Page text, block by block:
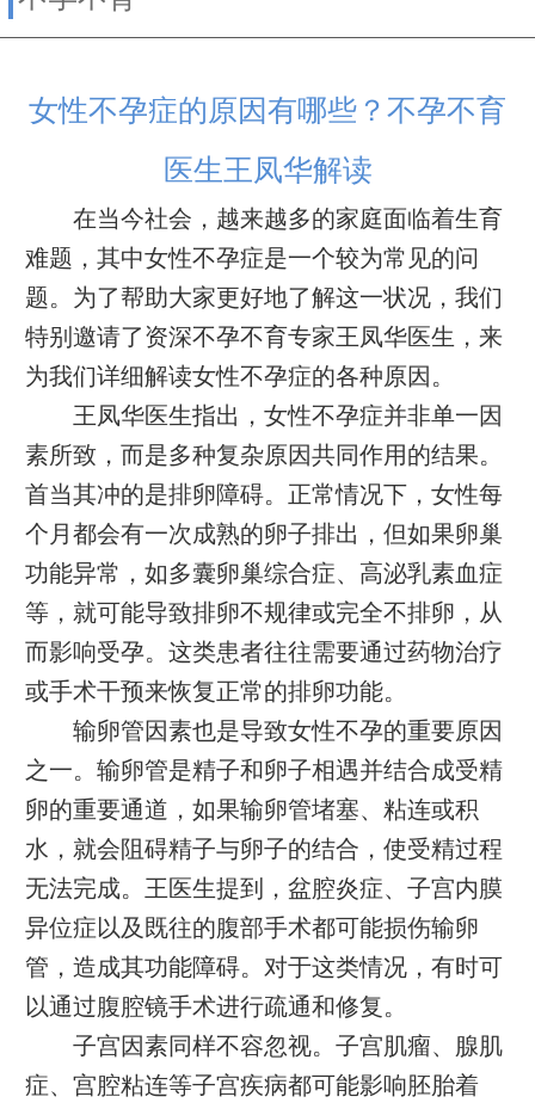
女性不孕症的原因有哪些？不孕不育
医生王凤华解读
在当今社会，越来越多的家庭面临着生育
难题，其中女性不孕症是一个较为常见的问
题。为了帮助大家更好地了解这一状况，我们
特别邀请了资深不孕不育专家王凤华医生，来
为我们详细解读女性不孕症的各种原因。
王凤华医生指出，女性不孕症并非单一因
素所致，而是多种复杂原因共同作用的结果。
首当其冲的是排卵障碍。正常情况下，女性每
个月都会有一次成熟的卵子排出，但如果卵巢
功能异常，如多囊卵巢综合症、高泌乳素血症
等，就可能导致排卵不规律或完全不排卵，从
而影响受孕。这类患者往往需要通过药物治疗
或手术干预来恢复正常的排卵功能。
输卵管因素也是导致女性不孕的重要原因
之一。输卵管是精子和卵子相遇并结合成受精
卵的重要通道，如果输卵管堵塞、粘连或积
水，就会阻碍精子与卵子的结合，使受精过程
无法完成。王医生提到，盆腔炎症、子宫内膜
异位症以及既往的腹部手术都可能损伤输卵
管，造成其功能障碍。对于这类情况，有时可
以通过腹腔镜手术进行疏通和修复。
子宫因素同样不容忽视。子宫肌瘤、腺肌
症、宫腔粘连等子宫疾病都可能影响胚胎着